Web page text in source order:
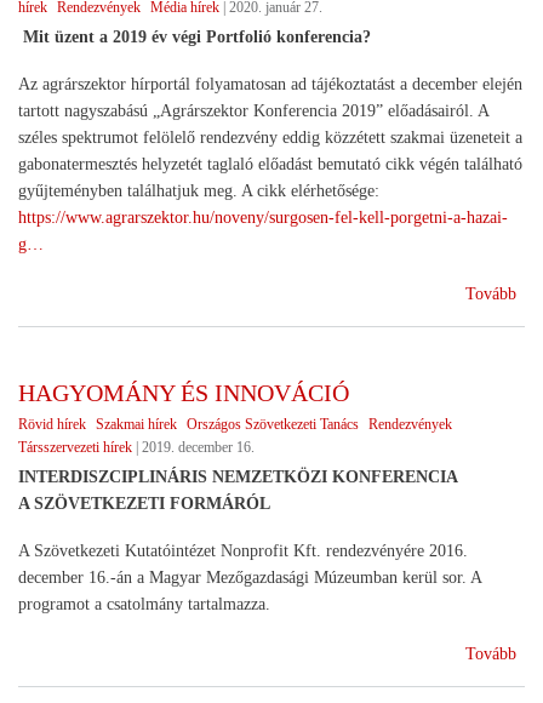
hírek Rendezvények Média hírek 2020. január 27.
Mit üzent a 2019 év végi Portfolió konferencia?
Az agrárszektor hírportál folyamatosan ad tájékoztatást a december elején
tartott nagyszabású „Agrárszektor Konferencia 2019” előadásairól. A
széles spektrumot felölelő rendezvény eddig közzétett szakmai üzeneteit a
gabonatermesztés helyzetét taglaló előadást bemutató cikk végén található
gyűjteményben találhatjuk meg. A cikk elérhetősége:
https://www.agrarszektor.hu/noveny/surgosen-fel-kell-porgetni-a-hazai-
g…
Tovább
HAGYOMÁNY ÉS INNOVÁCIÓ
Rövid hírek Szakmai hírek Országos Szövetkezeti Tanács Rendezvények
Társszervezeti hírek 2019. december 16.
INTERDISZCIPLINÁRIS NEMZETKÖZI KONFERENCIA
A SZÖVETKEZETI FORMÁRÓL
A Szövetkezeti Kutatóintézet Nonprofit Kft. rendezvényére 2016.
december 16.-án a Magyar Mezőgazdasági Múzeumban kerül sor. A
programot a csatolmány tartalmazza.
Tovább